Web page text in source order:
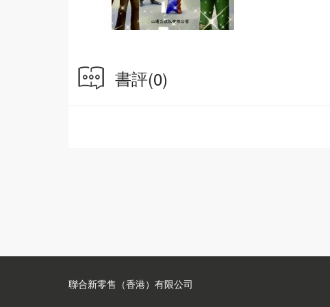
書評(0)
聯合新零售（香港）有限公司